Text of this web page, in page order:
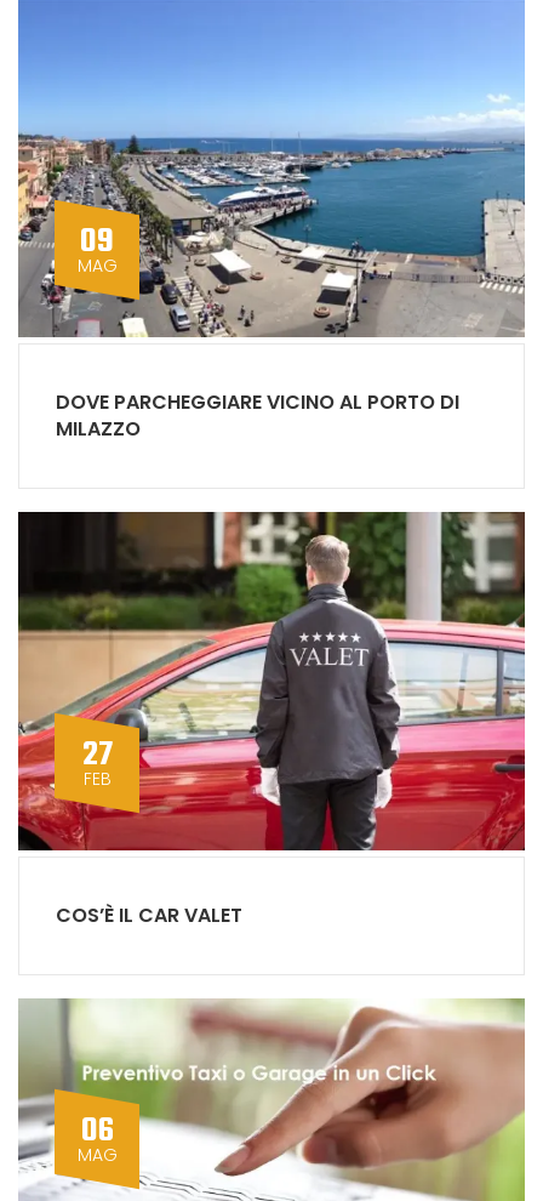
09
MAG
DOVE PARCHEGGIARE VICINO AL PORTO DI
MILAZZO
27
FEB
COS’È IL CAR VALET
06
MAG